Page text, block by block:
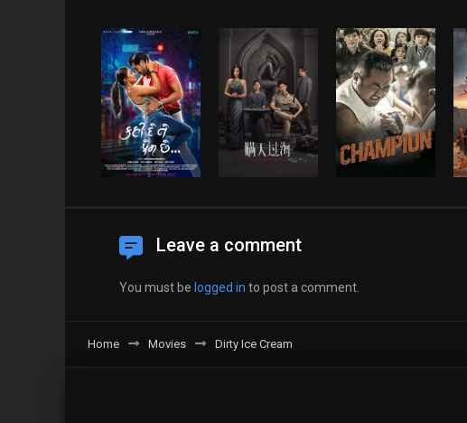
Leave a comment
You must be logged in to post a comment.
Home Movies Dirty Ice Cream